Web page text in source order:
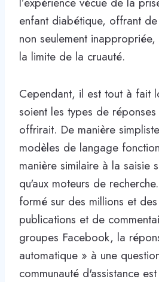
enfant diabétique, offrant de
non seulement
la limite de la cruauté.
Cependant, il est tout à fait
soient les types de réponses
offrirait. De manière
modèles de langage
manière similaire à la saisie
qu'aux moteurs de
formé sur des millions et
publications et de
groupes Facebook, la
automatique » à une
communauté d'assistance